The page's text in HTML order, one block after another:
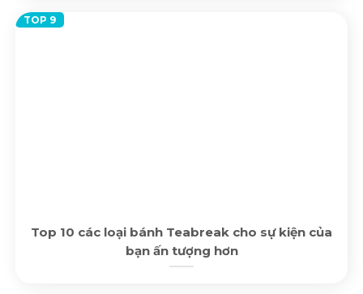
Top 10 các loại bánh Teabreak cho sự kiện của
bạn ấn tượng hơn